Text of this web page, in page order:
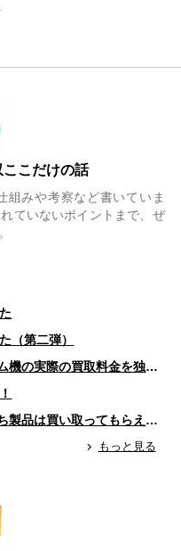
こだけの話
組みや考察など書いていま
ていないポイントまで、ぜ
（第二弾）
際の買取料金を独自調査！！
てもらえる？（ゲームソフト編）
もっと見る